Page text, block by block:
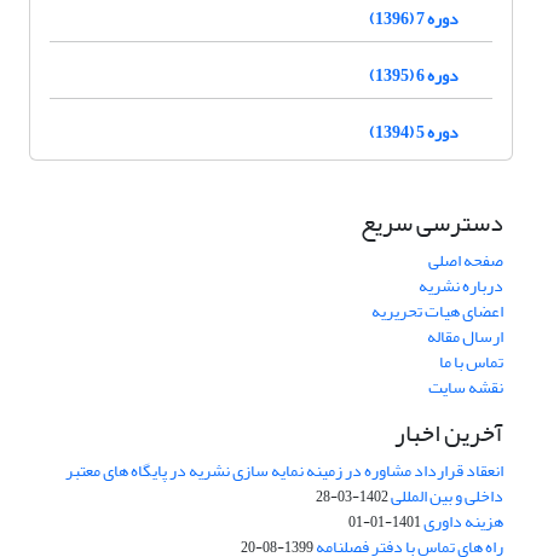
دوره 7 (1396)
دوره 6 (1395)
دوره 5 (1394)
دسترسی سریع
صفحه اصلی
درباره نشریه
اعضای هیات تحریریه
ارسال مقاله
تماس با ما
نقشه سایت
آخرین اخبار
انعقاد قرارداد مشاوره در زمینه نمایه سازی نشریه در پایگاه های معتبر
داخلی و بین المللی1402-03-28
هزینه داوری1401-01-01
راه های تماس با دفتر فصلنامه1399-08-20